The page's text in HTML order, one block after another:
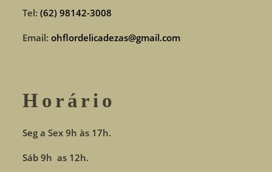
Tel: (62) 98142-3008
Email:ohflordelicadezas@gmail.com
Horário
Seg a Sex 9h às 17h.
Sáb 9h as 12h.